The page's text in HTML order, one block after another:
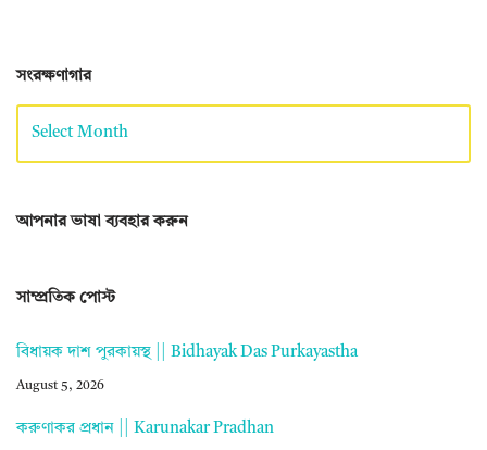
সংরক্ষণাগার
আপনার ভাষা ব্যবহার করুন
সাম্প্রতিক পোস্ট
বিধায়ক দাশ পুরকায়স্থ || Bidhayak Das Purkayastha
August 5, 2026
করুণাকর প্রধান || Karunakar Pradhan